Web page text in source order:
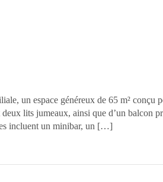
un espace généreux de 65 m² conçu
lits jumeaux, ainsi que d’un balcon
incluent un minibar, un […]